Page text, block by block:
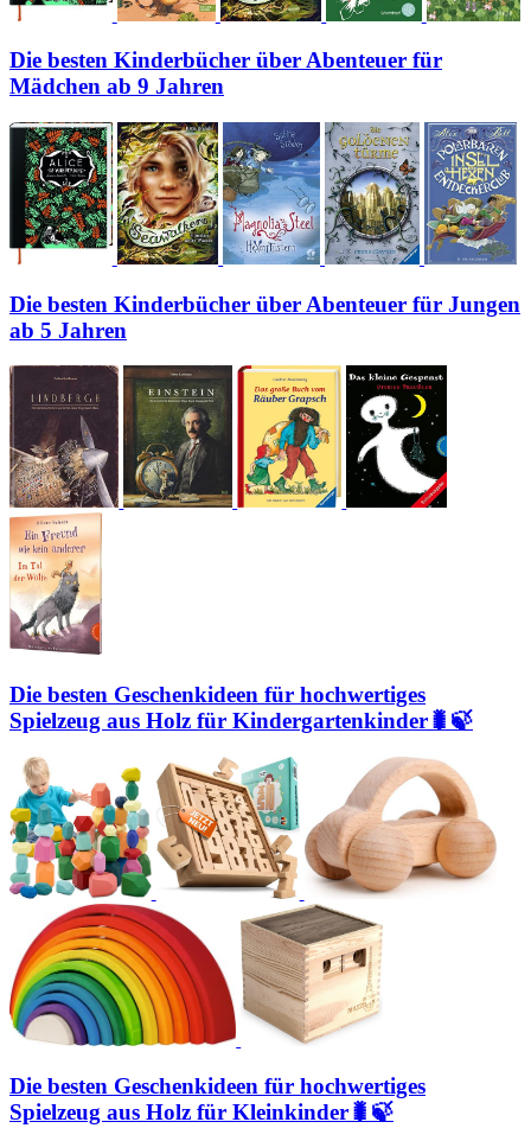
Die besten Kinderbücher über Abenteuer für
Mädchen ab 9 Jahren
Die besten Kinderbücher über Abenteuer für Jungen
ab 5 Jahren
Die besten Geschenkideen für hochwertiges
Spielzeug aus Holz für Kindergartenkinder🐛🍃
Die besten Geschenkideen für hochwertiges
Spielzeug aus Holz für Kleinkinder🐛🍃